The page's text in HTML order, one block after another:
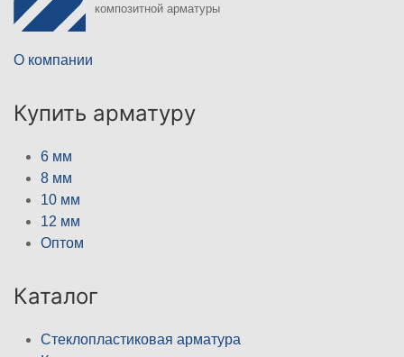
композитной арматуры
О компании
Купить арматуру
6 мм
8 мм
10 мм
12 мм
Оптом
Каталог
Стеклопластиковая арматура